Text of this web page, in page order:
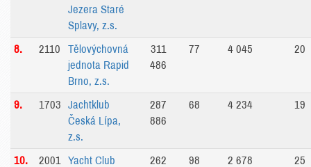
Jezera Staré
Splavy, z.s.
8. 2110
Tělovýchovná
jednota Rapid
Brno, z.s.
311
486
77 4 045 20
9. 1703
Jachtklub
Česká Lípa,
z.s.
287
886
68 4 234 19
10. 2001
Yacht Club
262
98 2 678 25